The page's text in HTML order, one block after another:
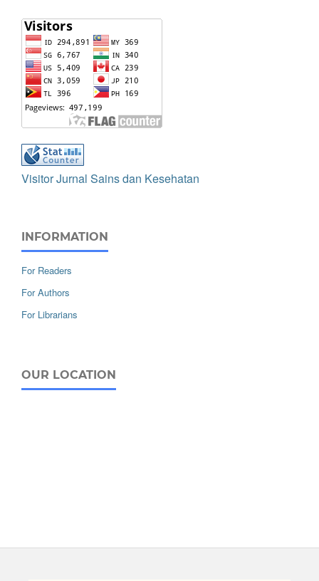
Visitor Jurnal Sains dan Kesehatan
INFORMATION
For Readers
For Authors
For Librarians
OUR LOCATION